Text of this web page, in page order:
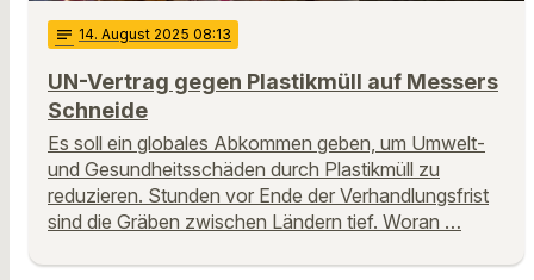
notes 14. August 2025 08:13
UN-Vertrag gegen Plastikmüll auf Messers
Schneide
Es soll ein globales Abkommen geben, um Umwelt-
und Gesundheitsschäden durch Plastikmüll zu
reduzieren. Stunden vor Ende der Verhandlungsfrist
sind die Gräben zwischen Ländern tief. Woran …